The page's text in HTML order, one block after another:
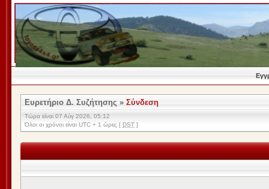
Ευρετήριο Δ. Συζήτησης » Σύνδεση
Τώρα είναι 07 Αύγ 2026, 05:12
Όλοι οι χρόνοι είναι UTC + 1 ώρες [ DST ]